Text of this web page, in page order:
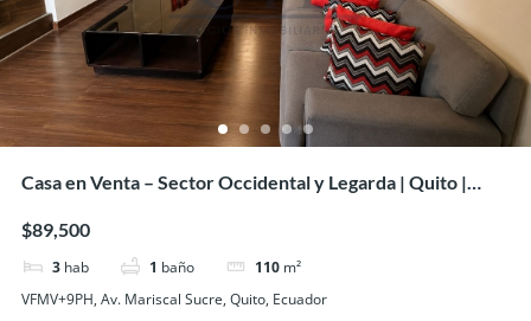
Casa en Venta – Sector Occidental y Legarda | Quito |
$89,500
3 hab 1 baño 110 m²
VFMV+9PH, Av. Mariscal Sucre, Quito, Ecuador